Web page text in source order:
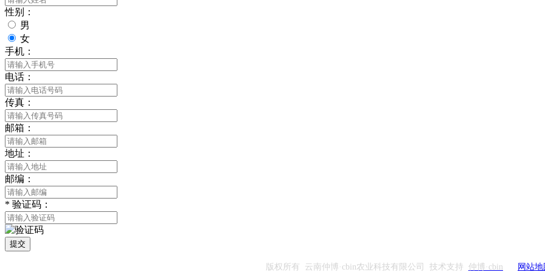
性别：
男
女
手机：
电话：
传真：
邮箱：
地址：
邮编：
* 验证码：
提交
版权所有 云南仲博·cbin农业科技有限公司 技术支持 仲博·cbin 网站地